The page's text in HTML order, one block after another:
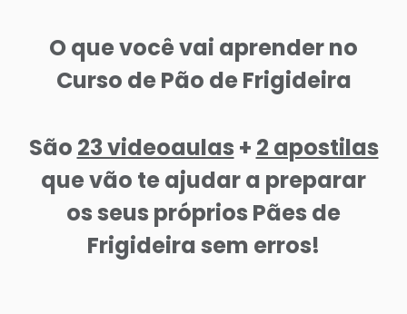
O que você vai aprender no
Curso de Pão de Frigideira
São 23 videoaulas + 2 apostilas
que vão te ajudar a preparar
os seus próprios Pães de
Frigideira sem erros!